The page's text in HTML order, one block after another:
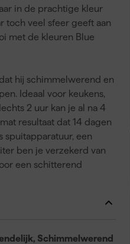
in de prachtige kleur
toch veel sfeer geeft aan
met de kleuren Blue
hij schimmelwerend en
Ideaal voor keukens,
2 uur kan je al na 4
resultaat dat 14 dagen
spuitapparatuur, een
ben je verzekerd van
een schitterend
Schimmelwerend